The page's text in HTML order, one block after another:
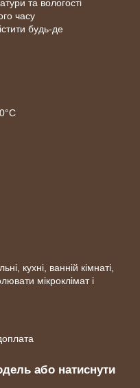
та вологості
часу
будь-де
кухні, ванній кімнаті,
мікроклімат і
або натиснути